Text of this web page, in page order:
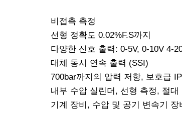
비접촉 측정
선형 정확도 0.02%F.S까지
다양한 신호 출력: 0-5V, 0-10V 4-
대체 동시 연속 출력 (SSI)
700bar까지의 압력 저항, 보호급
내부 수압 실린더, 선형 측정, 절대
기계 장비, 수압 및 공기 변속기